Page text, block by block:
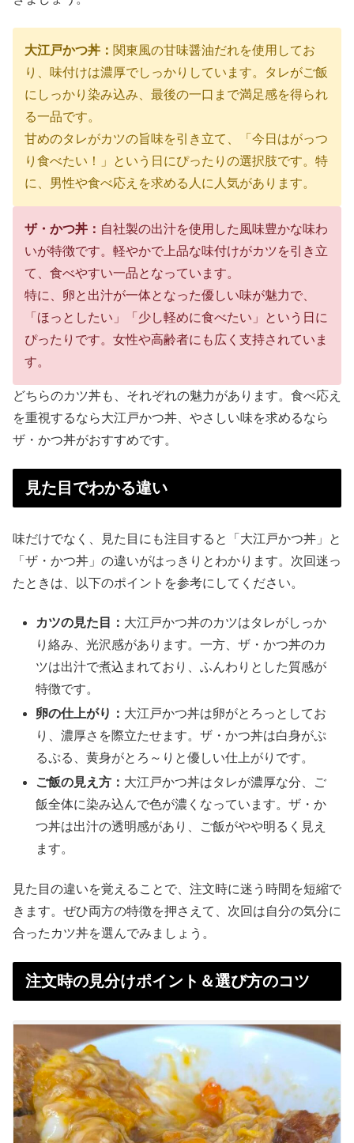
大江戸かつ丼： 関東風の甘味醤油だれを使用してお
り、味付けは濃厚でしっかりしています。タレがご飯
にしっかり染み込み、最後の一口まで満足感を得られ
る一品です。
甘めのタレがカツの旨味を引き立て、「今日はがっつ
り食べたい！」という日にぴったりの選択肢です。特
に、男性や食べ応えを求める人に人気があります。
ザ・かつ丼： 自社製の出汁を使用した風味豊かな味わ
いが特徴です。軽やかで上品な味付けがカツを引き立
て、食べやすい一品となっています。
特に、卵と出汁が一体となった優しい味が魅力で、
「ほっとしたい」「少し軽めに食べたい」という日に
ぴったりです。女性や高齢者にも広く支持されていま
す。
どちらのカツ丼も、それぞれの魅力があります。食べ応え
を重視するなら大江戸かつ丼、やさしい味を求めるなら
ザ・かつ丼がおすすめです。
見た目でわかる違い
味だけでなく、見た目にも注目すると「大江戸かつ丼」と
「ザ・かつ丼」の違いがはっきりとわかります。次回迷っ
たときは、以下のポイントを参考にしてください。
カツの見た目： 大江戸かつ丼のカツはタレがしっか
り絡み、光沢感があります。一方、ザ・かつ丼のカ
ツは出汁で煮込まれており、ふんわりとした質感が
特徴です。
卵の仕上がり： 大江戸かつ丼は卵がとろっとしてお
り、濃厚さを際立たせます。ザ・かつ丼は白身がぷ
るぷる、黄身がとろ～りと優しい仕上がりです。
ご飯の見え方： 大江戸かつ丼はタレが濃厚な分、ご
飯全体に染み込んで色が濃くなっています。ザ・か
つ丼は出汁の透明感があり、ご飯がやや明るく見え
ます。
見た目の違いを覚えることで、注文時に迷う時間を短縮で
きます。ぜひ両方の特徴を押さえて、次回は自分の気分に
合ったカツ丼を選んでみましょう。
注文時の見分けポイント＆選び方のコツ